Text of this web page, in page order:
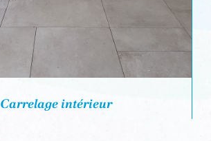
Carrelage intérieur